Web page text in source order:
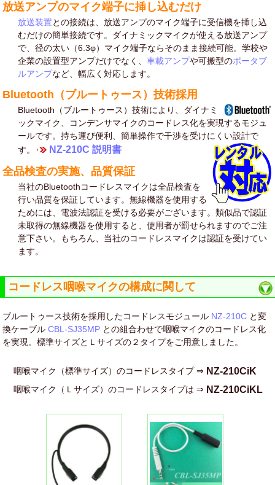
放送アンプのマイク端子に挿し込むだけ
放送装置との接続は、放送アンプのマイク端子に受信機を挿し込
むだけの簡単接続です。ダイナミックマイクが使える放送アンプ
で、径の太い（6.3φ）マイク端子ならそのまま接続可能。学校や
企業の設置型アンプだけでなく、車載アンプや可搬型のポータブ
ルアンプなど、幅広く対応します。
Bluetooth（ブルートゥース）技術採用
Bluetooth（ブルートゥース）技術により、ダイナミ
ックマイク、コンデンサマイクのコードレス化を実現するモジュ
ールです。持ち運び便利、簡単操作で干渉を受けにくい設計で
す。
NZ-210C 説明書
全品検査の実施、品質保証
当社のBluetoothコードレスマイクは全品検査を
行い品質を保証しています。無線機器を使用する
ためには、電波法認証を受ける必要がございます。類似品で認証
未取得の無線機器を使用すると、使用者が罰せられますのでご注
意下さい。もちろん、当社のコードレスマイクは認証を受けてい
ます。
コードレス咽喉マイクの構成に関して
ブルートゥース技術を採用したコードレスモジュール NZ-210C と変
換ケーブルCBL-SJ35MP との組合わせで咽喉マイクのコードレス化
を実現。標準サイズとＬサイズの２タイプをご用意しました。
咽喉マイク（標準サイズ）のコードレスタイプ ⇒ NZ-210CiK
咽喉マイク（Ｌサイズ）のコードレスタイプは ⇒ NZ-210CiKL